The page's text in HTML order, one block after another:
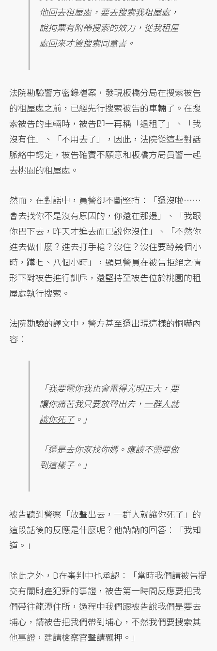
他回去租屋處，要去搜索我租屋處，
說拘票有附帶搜索的效力，從我租屋
處回來才簽搜索同意書。
法院勘驗警方密錄檔案，發現板橋分局在搜索被告
的租屋處之前，已經先行搜索被告的車輛了。在搜
索被告的車輛時，被告即一再稱「退租了」、「我
沒有住」、「不用去了」，因此，法院從這些對話
脈絡中認定，被告確實不願意和板橋方局員警一起
去桃園的租屋處。
然而，在對話中，員警卻不斷堅持：「還沒啦……
會去找你不是沒有原因的，你還在那邊」、「我跟
你巴下去，昨天才進去而已說你沒住」、「不然你
進去做什麼？進去打手槍？沒住？沒住要蹲幾個小
時，蹲七、八個小時」，顯見警員在被告拒絕之情
形下對被告進行訓斥，還堅持至被告位於桃園的租
屋處執行搜索。
法院勘驗的譯文中，警方甚至還出現這樣的恫嚇內
容：
「我要電你我也會電得光明正大，要
讓你痛苦我只要放聲出去， 一群人就
讓你死了。」
「還是去你家找你媽。應該不需要做
到這樣子。」
被告聽到警察「放聲出去，一群人就讓你死了」的
這段話後的反應是什麼呢？他訥訥的回答：「我知
道。」
除此之外，D在審判中也承認：「當時我們請被告提
交有關財產犯罪的事證，被告第一時間反應要把我
們帶往龍潭住所，過程中我們跟被告說我們是要去
埔心，請被告把我們帶到埔心，不然我們要搜索其
他事證，建請檢察官聲請羈押。」